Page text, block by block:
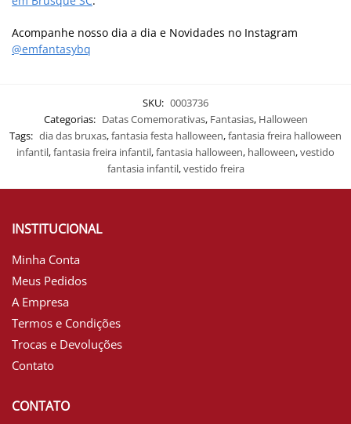
Acompanhe nosso dia a dia e Novidades no Instagram
@emfantasybq
SKU: 0003736
Categorias: Datas Comemorativas, Fantasias, Halloween
Tags: dia das bruxas,fantasia festa halloween,fantasia freira halloween
infantil,fantasia freira infantil,fantasia halloween, halloween,vestido
fantasia infantil,vestido freira
INSTITUCIONAL
Minha Conta
Meus Pedidos
A Empresa
Termos e Condições
Trocas e Devoluções
Contato
CONTATO